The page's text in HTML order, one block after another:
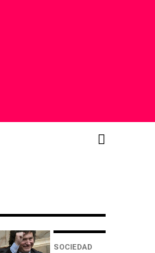
en inglés
SOCIEDAD